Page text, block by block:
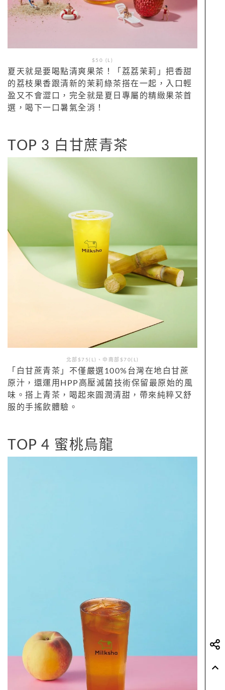
$50 (L)
夏天就是要喝點清爽果茶！「荔荔茉莉」把香甜
的荔枝果香跟清新的茉莉綠茶搭在一起，入口輕
盈又不會澀口，完全就是夏日專屬的精緻果茶首
選，喝下一口暑氣全消！
TOP 3 白甘蔗青茶
北部$75(L)、中南部$70(L)
「白甘蔗青茶」不僅嚴選100%台灣在地白甘蔗
原汁，還運用HPP高壓滅菌技術保留最原始的風
味。搭上青茶，喝起來圓潤清甜，帶來純粹又舒
服的手搖飲體驗。
TOP 4 蜜桃烏龍